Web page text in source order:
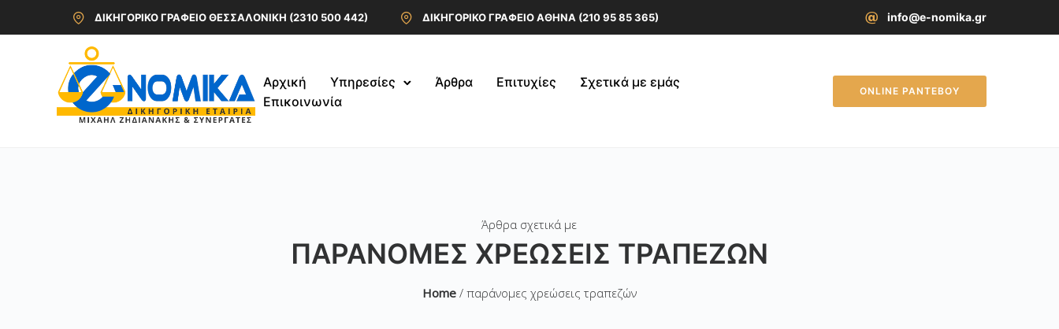
ΔΙΚΗΓΟΡΙΚΟ ΓΡΑΦΕΙΟ ΘΕΣΣΑΛΟΝΙΚΗ (2310 500 442) ΔΙΚΗΓΟΡΙΚΟ ΓΡΑΦΕΙΟ ΑΘΗΝΑ (210 95 85 365) info@e-nomika.gr
Αρχική Υπηρεσίες Άρθρα Επιτυχίες
Σχετικά με εμάς
Επικοινωνία
ONLINE ΡΑΝΤΕΒΟΥ
Άρθρα σχετικά με
ΠΑΡΆΝΟΜΕΣ ΧΡΕΏΣΕΙΣ ΤΡΑΠΕΖΏΝ
Home/ παράνομες χρεώσεις τραπεζών